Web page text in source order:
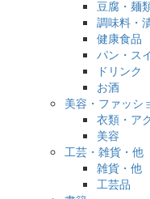
豆腐・麺
調味料・
健康食品
パン・ス
ドリンク
お酒
美容・ファッシ
衣類・ア
美容
工芸・雑貨・他
雑貨・他
工芸品